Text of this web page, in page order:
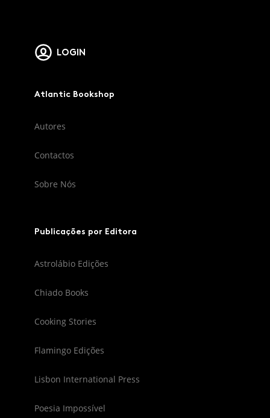
LOGIN
Atlantic Bookshop
Autores
Contactos
Sobre Nós
Publicações por Editora
Astrolábio Edições
Chiado Books
Cooking Stories
Flamingo Edições
Lisbon International Press
Poesia Impossível